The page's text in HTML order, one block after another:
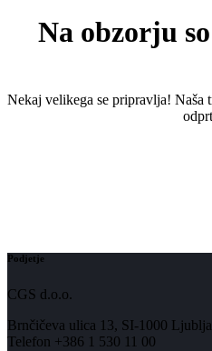
Na obzorju
Nekaj ​​velikega se pripravlja!
Podjetje
CGS d.o.o.
Brnčičeva ulica 13, SI-1000
Telefon +386 1 530 11 00